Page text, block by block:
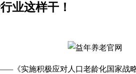
业这样干！
《实施积极应对人口老龄化国家战略